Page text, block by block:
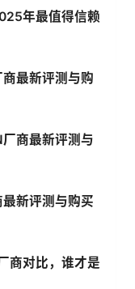
年最值得信赖
最新评测与购
商最新评测与
新评测与购买
商对比，谁才是